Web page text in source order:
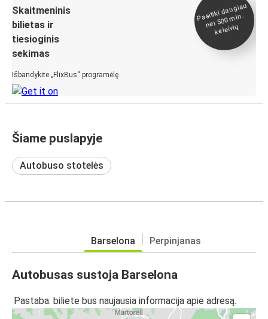
Skaitmeninis
bilietas ir
tiesioginis
sekimas
Išbandykite „FlixBus“ programėlę
Pasitiki daugiau
nei 500
mln.
keleivių
Šiame puslapyje
Autobuso stotelės
Barselona Perpinjanas
Autobusas sustoja Barselona
Pastaba: biliete bus naujausia informacija apie adresą.